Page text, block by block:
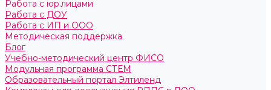
Работа с юр.лицами
Работа с ДОУ
Работа с ИП и ООО
Методическая поддержка
Блог
Учебно-методический центр ФИСО
Модульная программа СТЕМ
Образовательный портал Элтиленд